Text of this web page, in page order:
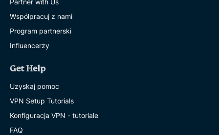
Partner with Us
Współpracuj z nami
Program partnerski
Influencerzy
Get Help
Uzyskaj pomoc
VPN Setup Tutorials
Konfiguracja VPN - tutoriale
FAQ